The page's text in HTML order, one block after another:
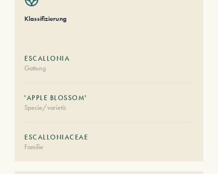
Klassifizierung
ESCALLONIA
Gattung
'APPLE BLOSSOM'
Specie/varietà
ESCALLONIACEAE
Familie